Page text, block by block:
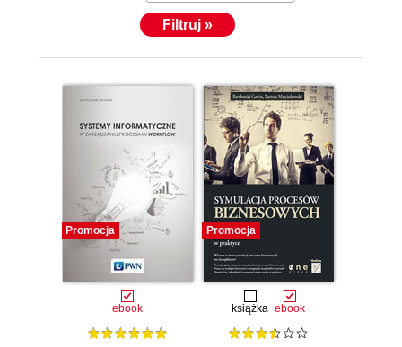
Filtruj »
Promocja
ebook
Promocja
książka ebook